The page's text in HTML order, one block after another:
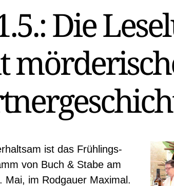
Die
ist das Frühlings-
von Buch & Stabe am
Mai, im Rodgauer Maximal.